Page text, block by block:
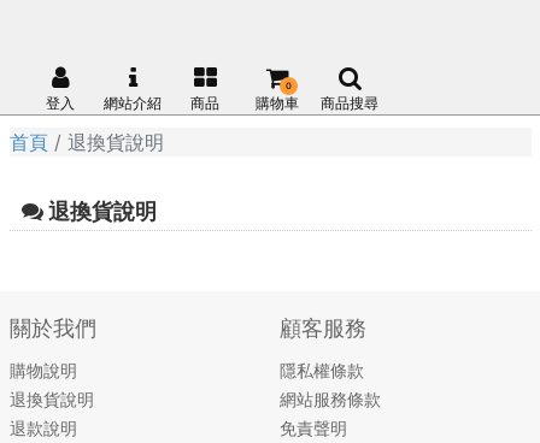
登入 網站介紹 商品 購物車
0
商品搜尋
首頁 退換貨說明
退換貨說明
關於我們
購物說明
退換貨說明
退款說明
顧客服務
隱私權條款
網站服務條款
免責聲明